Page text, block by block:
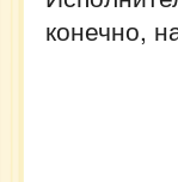
конечно,